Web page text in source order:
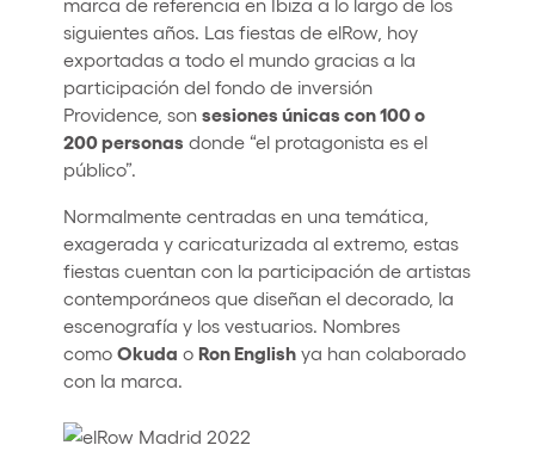
siguientes años. Las fiestas de elRow, hoy
exportadas a todo el mundo gracias a la
participación del fondo de inversión
Providence, son sesiones únicas con 100 o
200 personas donde “el protagonista es el
público”.
Normalmente centradas en una temática,
exagerada y caricaturizada al extremo, estas
fiestas cuentan con la participación de artistas
contemporáneos que diseñan el decorado, la
escenografía y los vestuarios. Nombres
como Okuda o Ron Englishya han colaborado
con la marca.